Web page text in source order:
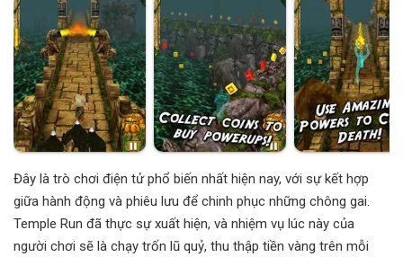
Đây là trò chơi điện tử phổ biến nhất hiện nay, với sự kết hợp
giữa hành động và phiêu lưu để chinh phục những chông gai.
Temple Run đã thực sự xuất hiện, và nhiệm vụ lúc này của
người chơi sẽ là chạy trốn lũ quỷ, thu thập tiền vàng trên mỗi